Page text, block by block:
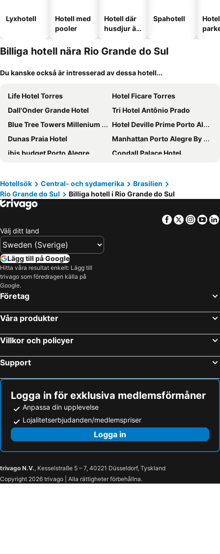
Lyxhotell
Hotell med
pooler
Hotell där
husdjur är
Spahotell
Billiga hotell nära Rio Grande do Sul
Du kanske också är intresserad av dessa hotell...
Life Hotel Torres
Hotel Ficare Torres
Dall'Onder Grande Hotel
Tri Hotel Antônio Prado
Blue Tree Towers Millenium Porto Alegre
Hotel Deville Prime Porto Alegre
Dunas Praia Hotel
Manhattan Porto Alegre By Mercure
ibis budget Porto Alegre
Condall Palace Hotel
Guarita Park Hotel
Tri Hotel Executive Osório
Intercity Porto Alegre Praia de Belas
OYO Hotel Lancaster, Porto Alegre
Tri Hotel Vittoria Bento
Hotel Laghetto Stilo Borges
Hotel Minuano Express
Master Express Cidade Baixa
Art Hotel Transamerica Collection
Hotel Costa Dalpiaz
Swan Generation Porto Alegre
Hotel Ibiá
Eleganz Hostel & Suites
Motel Porto dos Casais
Das Pedras
Hotellsök Central- och sydamerika
Brasilien
Rio Grande do Sul
Billiga hotell i Rio Grande do Sul
Facebook
Twitter
Välj ditt land
Lägg till på Google
Hitta våra resultat enkelt: Lägg till
trivago som föredragen källa på
Google.
Företag
Våra produkter
Villkor och policyer
Support
Logga in för exklusiva medlemsförmåner
Anpassa din upplevelse
Lojalitetserbjudanden/medlemspriser
Logga in
trivago N.V., Kesselstraße 5 – 7, 40221 Düsseldorf, Tyskland
Copyright 2026 trivago | Alla rättigheter förbehållna.